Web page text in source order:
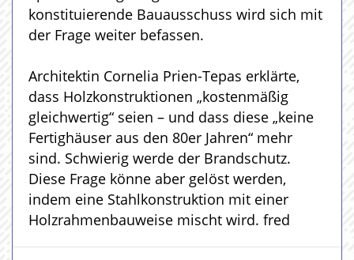
konstituierende Bauausschuss wird sich mit
der Frage weiter befassen.
Architektin Cornelia Prien-Tepas erklärte,
dass Holzkonstruktionen „kostenmäßig
gleichwertig“ seien – und dass diese „keine
Fertighäuser aus den 80er Jahren“ mehr
sind. Schwierig werde der Brandschutz.
Diese Frage könne aber gelöst werden,
indem eine Stahlkonstruktion mit einer
Holzrahmenbauweise mischt wird. fred